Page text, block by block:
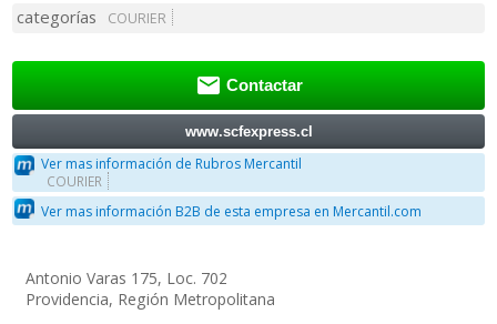
categorías COURIER
 Contactar
www.scfexpress.cl
Ver mas información de Rubros Mercantil
COURIER
Ver mas información B2B de esta empresa en Mercantil.com
Antonio Varas 175, Loc. 702
Providencia, Región Metropolitana